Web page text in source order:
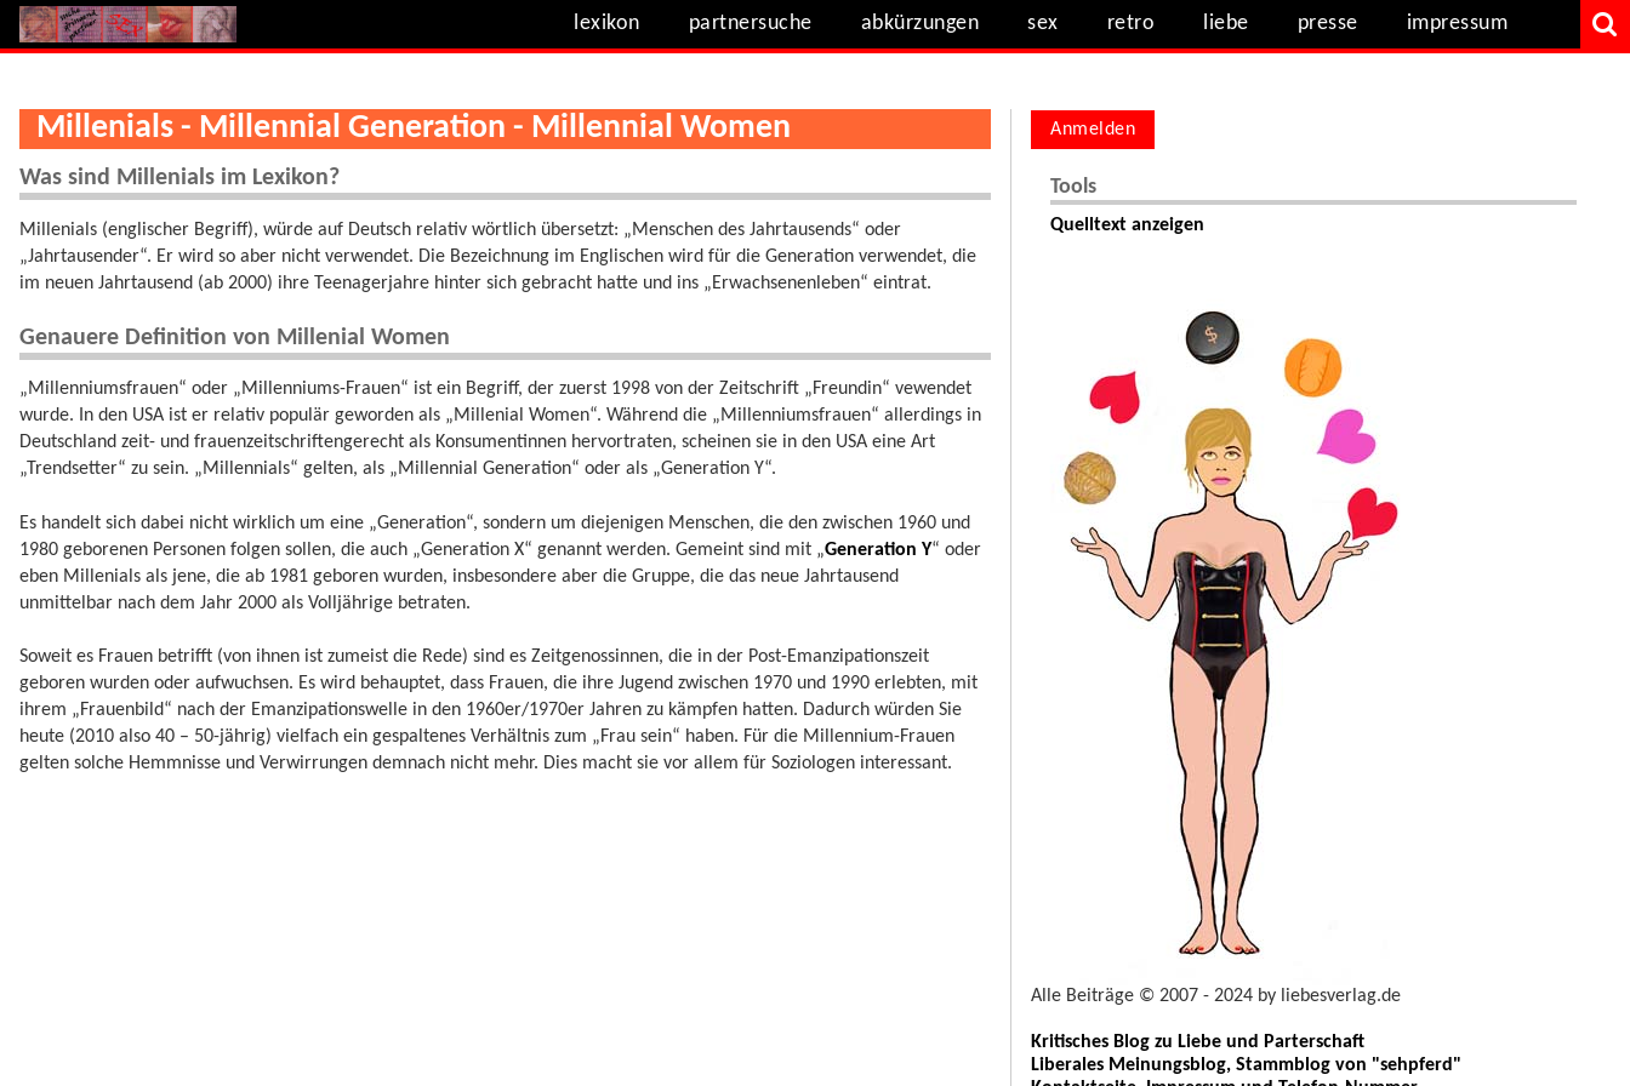
lexikon partnersuche abkürzungen sex retro liebe presse impressum
Millenials - Millennial Generation - Millennial Women
Was sind Millenials im Lexikon?
Millenials (englischer Begriff), würde auf Deutsch relativ wörtlich übersetzt: „Menschen des Jahrtausends“ oder
„Jahrtausender“. Er wird so aber nicht verwendet. Die Bezeichnung im Englischen wird für die Generation verwendet, die
im neuen Jahrtausend (ab 2000) ihre Teenagerjahre hinter sich gebracht hatte und ins „Erwachsenenleben“ eintrat.
Genauere Definition von Millenial Women
„Millenniumsfrauen“ oder „Millenniums-Frauen“ ist ein Begriff, der zuerst 1998 von der Zeitschrift „Freundin“ vewendet
wurde. In den USA ist er relativ populär geworden als „Millenial Women“. Während die „Millenniumsfrauen“ allerdings in
Deutschland zeit- und frauenzeitschriftengerecht als Konsumentinnen hervortraten, scheinen sie in den USA eine Art
„Trendsetter“ zu sein. „Millennials“ gelten, als „Millennial Generation“ oder als „Generation Y“.
Es handelt sich dabei nicht wirklich um eine „Generation“, sondern um diejenigen Menschen, die den zwischen 1960 und
1980 geborenen Personen folgen sollen, die auch „Generation X“ genannt werden. Gemeint sind mit „Generation Y“ oder
eben Millenials als jene, die ab 1981 geboren wurden, insbesondere aber die Gruppe, die das neue Jahrtausend
unmittelbar nach dem Jahr 2000 als Volljährige betraten.
Soweit es Frauen betrifft (von ihnen ist zumeist die Rede) sind es Zeitgenossinnen, die in der Post-Emanzipationszeit
geboren wurden oder aufwuchsen. Es wird behauptet, dass Frauen, die ihre Jugend zwischen 1970 und 1990 erlebten, mit
ihrem „Frauenbild“ nach der Emanzipationswelle in den 1960er/1970er Jahren zu kämpfen hatten. Dadurch würden Sie
heute (2010 also 40 – 50-jährig) vielfach ein gespaltenes Verhältnis zum „Frau sein“ haben. Für die Millennium-Frauen
gelten solche Hemmnisse und Verwirrungen demnach nicht mehr. Dies macht sie vor allem für Soziologen interessant.
Anmelden
Tools
Quelltext anzeigen
Alle Beiträge © 2007 - 2024 by liebesverlag.de
Kritisches Blog zu Liebe und Parterschaft
Liberales Meinungsblog, Stammblog von "sehpferd"